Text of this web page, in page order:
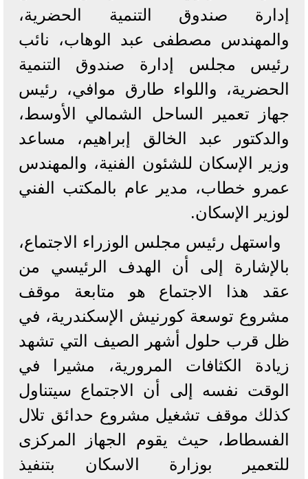
إدارة صندوق التنمية الحضرية،
والمهندس مصطفى عبد الوهاب، نائب
رئيس مجلس إدارة صندوق التنمية
الحضرية، واللواء طارق موافي، رئيس
جهاز تعمير الساحل الشمالي الأوسط،
والدكتور عبد الخالق إبراهيم، مساعد
وزير الإسكان للشئون الفنية، والمهندس
عمرو خطاب، مدير عام بالمكتب الفني
لوزير الإسكان.
واستهل رئيس مجلس الوزراء الاجتماع،
بالإشارة إلى أن الهدف الرئيسي من
عقد هذا الاجتماع هو متابعة موقف
مشروع توسعة كورنيش الإسكندرية، في
ظل قرب حلول أشهر الصيف التي تشهد
زيادة الكثافات المرورية، مشيرا في
الوقت نفسه إلى أن الاجتماع سيتناول
كذلك موقف تشغيل مشروع حدائق تلال
الفسطاط، حيث يقوم الجهاز المركزى
للتعمير بوزارة الاسكان بتنفيذ